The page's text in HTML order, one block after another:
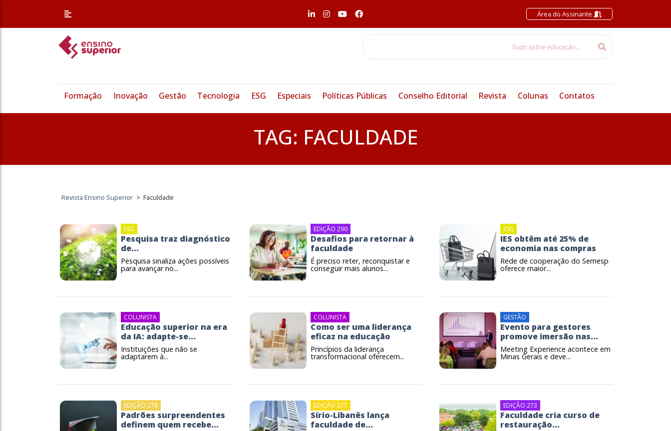
Área do Assinante
Formação Inovação Gestão Tecnologia ESG Especiais Políticas Públicas Conselho Editorial Revista Colunas Contatos
TAG: FACULDADE
Revista Ensino Superior > Faculdade
ESG
Pesquisa traz diagnóstico
de...
Pesquisa sinaliza ações possíveis
para avançar no...
EDIÇÃO 290
Desafios para retornar à
faculdade
É preciso reter, reconquistar e
conseguir mais alunos...
ESG
IES obtêm até 25% de
economia nas compras
Rede de cooperação do Semesp
oferece maior...
COLUNISTA
Educação superior na era
da IA: adapte-se...
Instituições que não se
adaptarem à...
COLUNISTA
Como ser uma liderança
eficaz na educação
Princípios da liderança
transformacional oferecem...
GESTÃO
Evento para gestores
promove imersão nas...
Meeting Experience acontece em
Minas Gerais e deve...
EDIÇÃO 278
Padrões surpreendentes
definem quem recebe...
EDIÇÃO 277
Sírio-Libanês lança
faculdade de...
EDIÇÃO 273
Faculdade cria curso de
restauração...